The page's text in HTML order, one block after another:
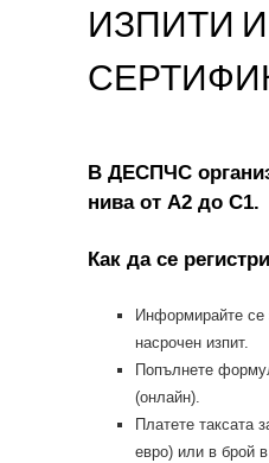
ИЗПИТИ И
В ДЕСПЧС
нива от А2 до С1.
Как да се
Информирайте се
насрочен изпит.
Попълнете
(онлайн).
Платете таксата
евро) или в брой